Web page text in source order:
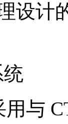
设计
与